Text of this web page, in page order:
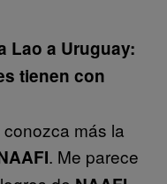
Lao a Uruguay:
tienen con
más la
. Me parece